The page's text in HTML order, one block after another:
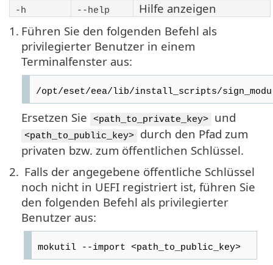
-h --help
Hilfe anzeigen
1. Führen Sie den folgenden Befehl als
privilegierter Benutzer in einem
Terminalfenster aus:
/opt/eset/eea/lib/install_scripts/
Ersetzen Sie <path_to_private_key> und
<path_to_public_key>
durch den Pfad zum
privaten bzw. zum öffentlichen Schlüssel.
2. Falls der angegebene öffentliche Schlüssel
noch nicht in UEFI registriert ist, führen Sie
den folgenden Befehl als privilegierter
Benutzer aus:
mokutil --import <path_to_public_key>